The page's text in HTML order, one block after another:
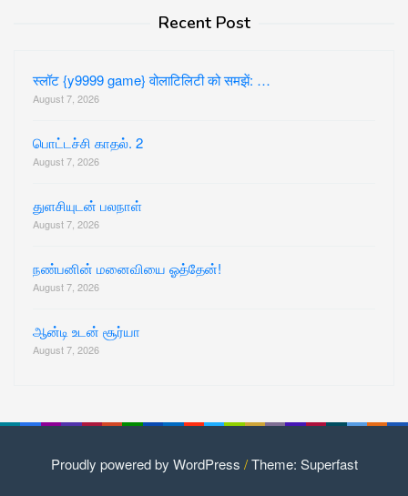
Recent Post
स्लॉट {y9999 game} वोलाटिलिटी को समझें: …
August 7, 2026
பொட்டச்சி காதல். 2
August 7, 2026
துளசியுடன் பலநாள்
August 7, 2026
நண்பனின் மனைவியை ஓத்தேன்!
August 7, 2026
ஆன்டி உடன் சூர்யா
August 7, 2026
Proudly powered by WordPress /Theme: Superfast